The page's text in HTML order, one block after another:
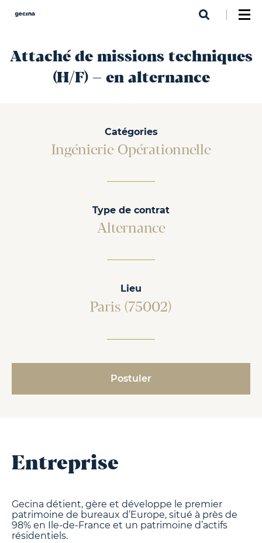
contenu
Attaché de missions techniques
(H/F) – en alternance
Catégories
Ingénierie Opérationnelle
Type de contrat
Alternance
Lieu
Paris (75002)
Postuler
Entreprise
Gecina détient, gère et développe le premier
patrimoine de bureaux d’Europe, situé à près de
98% en Ile-de-France et un patrimoine d’actifs
résidentiels.